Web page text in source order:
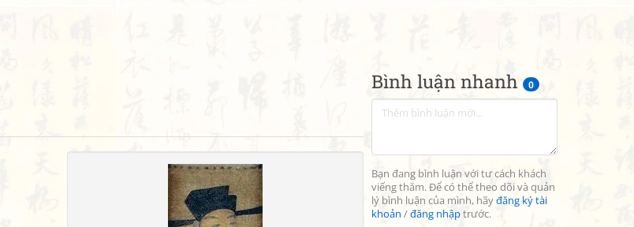
Bình luận nhanh 0
Bạn đang bình luận với tư cách khách
viếng thăm. Để có thể theo dõi và quản
lý bình luận của mình, hãyđăng ký tài
khoản /đăng nhậptrước.